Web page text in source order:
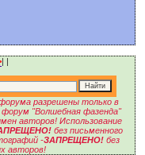
| |
разрешены только в
форум "Волшебная фазенда"
авторов! Использование
без письменного
-ЗАПРЕЩЕНО! без
авторов!